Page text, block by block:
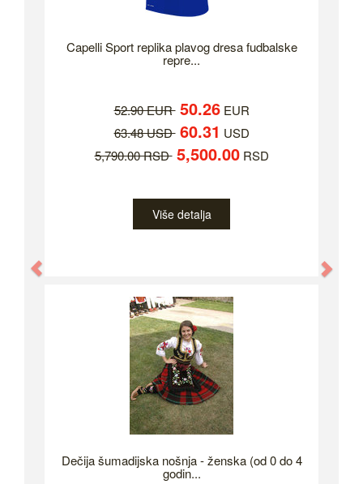
Capelli Sport replika plavog dresa fudbalske
repre...
52.90 EUR 50.26EUR
63.48 USD 60.31 USD
5,790.00 RSD 5,500.00RSD
Više detalja
Dečija šumadijska nošnja - ženska (od 0 do 4
godin...